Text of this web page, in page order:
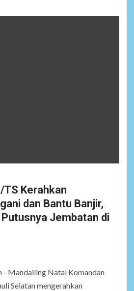
TS Kerahkan
dan Bantu Banjir,
Jembatan di
- Mandailing Natal Komandan
Selatan mengerahkan